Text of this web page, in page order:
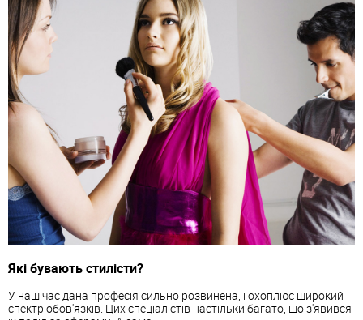
Які бувають стилісти?
У наш час дана професія сильно розвинена, і охоплює широкий
спектр обов'язків. Цих спеціалістів настільки багато, що з'явився